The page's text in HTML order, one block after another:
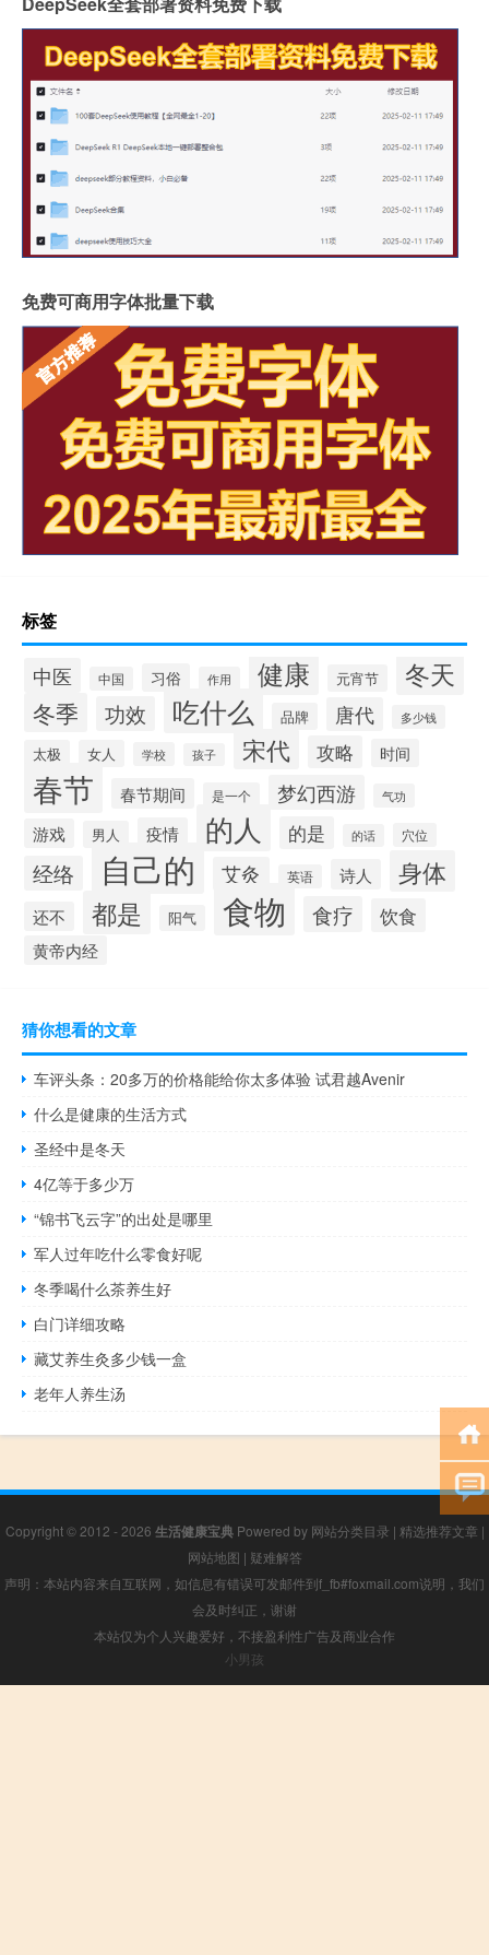
免费可商用字体批量下载
标签
中医 中国 习俗 作用 健康 元宵节 冬天
冬季 功效 吃什么 品牌 唐代 多少钱
太极 女人 学校 孩子 宋代 攻略 时间
春节 春节期间 是一个 梦幻西游 气功
游戏 男人 疫情 的人 的是 的话 穴位
经络 自己的 艾灸 英语 诗人 身体
还不 都是 阳气 食物 食疗 饮食
黄帝内经
猜你想看的文章
车评头条：20多万的价格能给你太多体验 试君越Avenir
什么是健康的生活方式
圣经中是冬天
4亿等于多少万
“锦书飞云字”的出处是哪里
军人过年吃什么零食好呢
冬季喝什么茶养生好
白门详细攻略
藏艾养生灸多少钱一盒
老年人养生汤
Copyright © 2012 - 2026 生活健康宝典Powered by 网站分类目录 | 精选推荐文章 |
网站地图 | 疑难解答
声明：本站内容来自互联网，如信息有错误可发邮件到f_fb#foxmail.com说明，我们
会及时纠正，谢谢
本站仅为个人兴趣爱好，不接盈利性广告及商业合作
小男孩